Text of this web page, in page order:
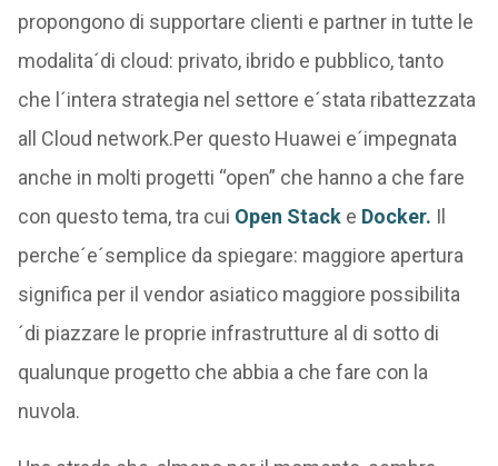
propongono di supportare clienti e partner in tutte le
modalita´di cloud: privato, ibrido e pubblico, tanto
che l´intera strategia nel settore e´stata ribattezzata
all Cloud network.Per questo Huawei e´impegnata
anche in molti progetti “open” che hanno a che fare
con questo tema, tra cui Open Stacke Docker. Il
perche´e´semplice da spiegare: maggiore apertura
significa per il vendor asiatico maggiore possibilita
´di piazzare le proprie infrastrutture al di sotto di
qualunque progetto che abbia a che fare con la
nuvola.